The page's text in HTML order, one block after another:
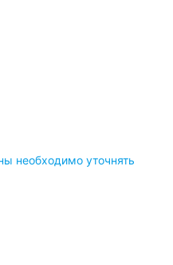
необходимо уточнять